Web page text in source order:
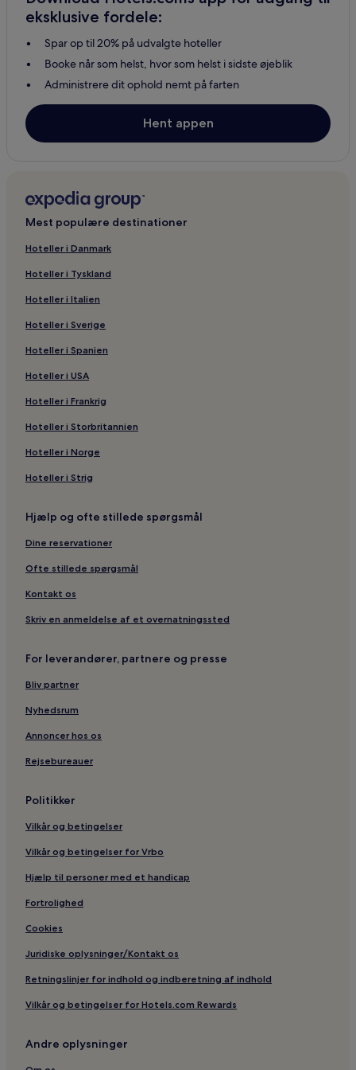
eksklusive fordele:
Spar op til 20% på udvalgte hoteller
Booke når som helst, hvor som helst i sidste øjeblik
Administrere dit ophold nemt på farten
Hent appen
Mest populære destinationer
Hoteller i Danmark
Hoteller i Tyskland
Hoteller i Italien
Hoteller i Sverige
Hoteller i Spanien
Hoteller i USA
Hoteller i Frankrig
Hoteller i Storbritannien
Hoteller i Norge
Hoteller i Strig
Hjælp og ofte stillede spørgsmål
Dine reservationer
Ofte stillede spørgsmål
Kontakt os
Skriv en anmeldelse af et overnatningssted
For leverandører, partnere og presse
Bliv partner
Nyhedsrum
Annoncer hos os
Rejsebureauer
Politikker
Vilkår og betingelser
Vilkår og betingelser for Vrbo
Hjælp til personer med et handicap
Fortrolighed
Cookies
Juridiske oplysninger/Kontakt os
Retningslinjer for indhold og indberetning af indhold
Vilkår og betingelser for Hotels.com Rewards
Andre oplysninger